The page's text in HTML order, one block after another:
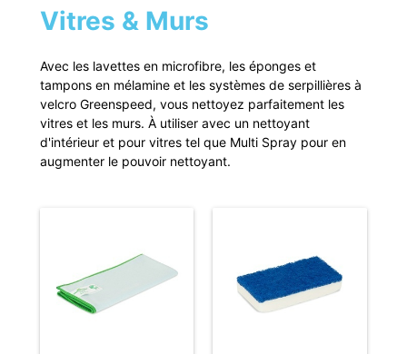
Vitres & Murs
Avec les lavettes en microfibre, les éponges et
tampons en mélamine et les systèmes de serpillières à
velcro Greenspeed, vous nettoyez parfaitement les
vitres et les murs. À utiliser avec un nettoyant
d'intérieur et pour vitres tel que Multi Spray pour en
augmenter le pouvoir nettoyant.